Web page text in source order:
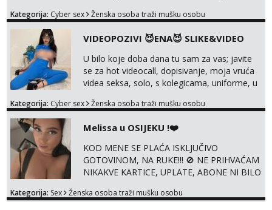
solo i s partnerom, kolegicama
haljine, štikle, samostojeće itd. Nudim
svakakva videa seksa, pušenje, razne
lokacije, suradnje s kolegicama, fetiši..
Dopisivanje i slike također radim. NIŠTA UŽI...
Kategorija: Cyber sex Ženska osoba traži mušku osobu
VIDEOPOZIVI 😈ENA😈 SLIKE&VIDEO
U bilo koje doba dana tu sam za vas; javite
se za hot videocall, dopisivanje, moja vruća
videa seksa, solo, s kolegicama, uniforme, u
+385919977166 Telegram 👉
UŽIVO
Kategorija: Cyber sex Ženska osoba traži mušku osobu
Melissa u OSIJEKU !❤️
KOD MENE SE PLAĆA ISKLJUČIVO
GOTOVINOM, NA RUKE!!! 🚫 NE PRIHVAĆAM
NIKAKVE KARTICE, UPLATE, ABONE NI BILO
SAMO GOTOVINA!!! Moje fotografije su
Kategorija: Sex Ženska osoba traži mušku osobu